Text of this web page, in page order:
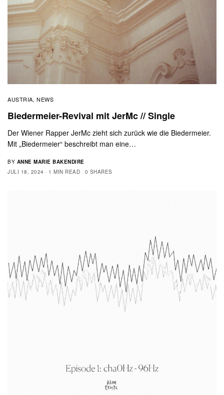
AUSTRIA, NEWS
Biedermeier-Revival mit JerMc // Single
Der Wiener Rapper JerMc zieht sich zurück wie die Biedermeier.
Mit „Biedermeier“ beschreibt man eine…
BY ANNE MARIE BAKENDIRE
JULI 18, 2024
1 MIN READ 0 SHARES